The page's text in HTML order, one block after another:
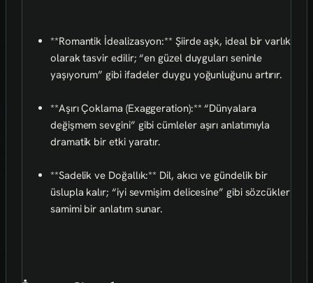
**Romantik İdealizasyon:** Şiirde aşk, ideal bir varlık
olarak tasvir edilir; “en güzel duyguları seninle
yaşıyorum” gibi ifadeler duygu yoğunluğunu artırır.
**Aşırı Çoklama (Exaggeration):** “Dünyalara
değişmem sevgini” gibi cümleler aşırı anlatımıyla
dramatik bir etki yaratır.
**Sadelik ve Doğallık:** Dil, akıcı ve gündelik bir
üslupla kalır; “iyi sevmişim delicesine” gibi sözcükler
samimi bir anlatım sunar.